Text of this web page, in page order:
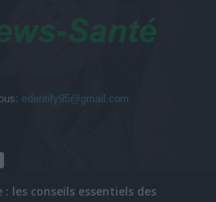
edentify95@gmail.com
: les conseils essentiels des